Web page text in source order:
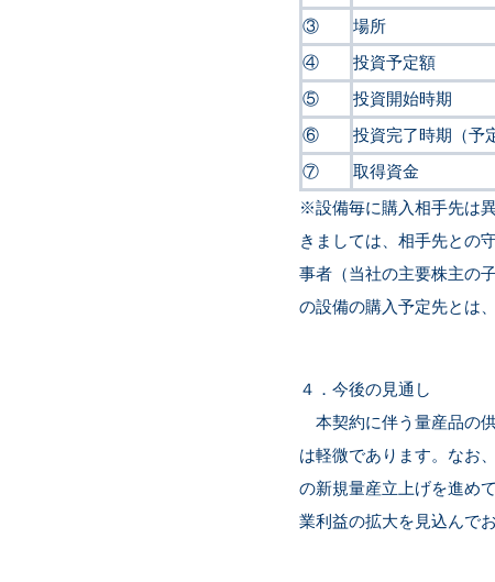
③
場所
④
投資予定額
⑤
投資開始時期
⑥
投資完了時期（予
⑦
取得資金
※設備毎に購入相手先は
きましては、相手先との
事者（当社の主要株主の
の設備の購入予定先とは
４．今後の見通し
本契約に伴う量産品の
は軽微であります。なお
の新規量産立上げを進め
業利益の拡大を見込んでお